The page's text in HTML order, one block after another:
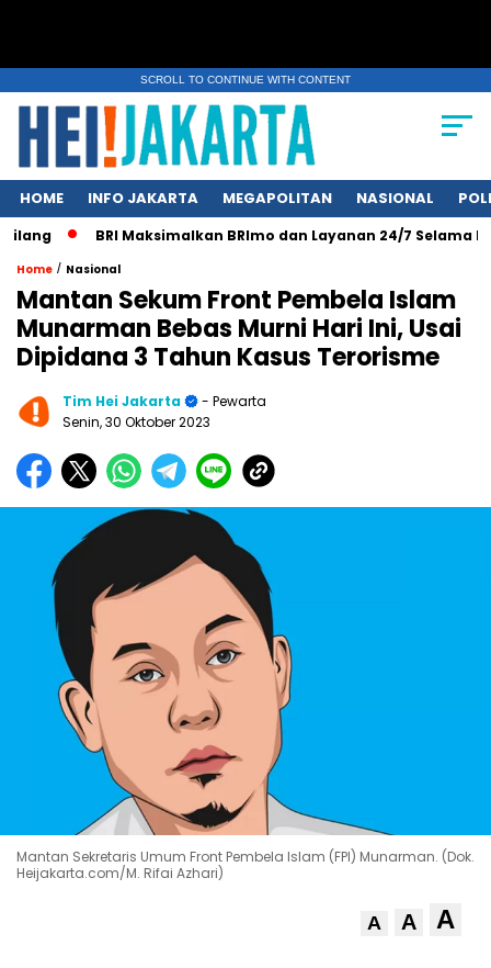
SCROLL TO CONTINUE WITH CONTENT
HOME INFO JAKARTA MEGAPOLITAN NASIONAL
BRI Maksimalkan BRImo dan Layanan 24/7 Selama Libur
Home / Nasional
Mantan Sekum Front Pembela Islam
Munarman Bebas Murni Hari Ini, Usai
Dipidana 3 Tahun Kasus Terorisme
Tim Hei Jakarta
- Pewarta
Senin, 30 Oktober 2023
Mantan Sekretaris Umum Front Pembela Islam (FPI) Munarman. (Dok.
Heijakarta.com/M. Rifai Azhari)
A A A